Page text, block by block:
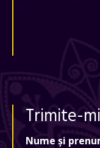
Trimite-
Nume și